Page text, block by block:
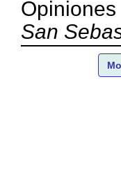
San